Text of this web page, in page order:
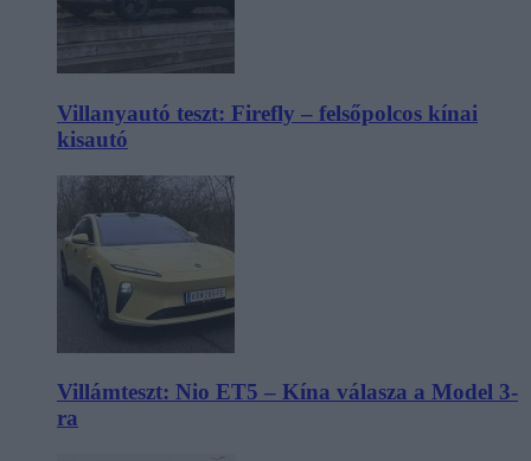
Villanyautó teszt: Firefly – felsőpolcos kínai
kisautó
Villámteszt: Nio ET5 – Kína válasza a Model 3-
ra